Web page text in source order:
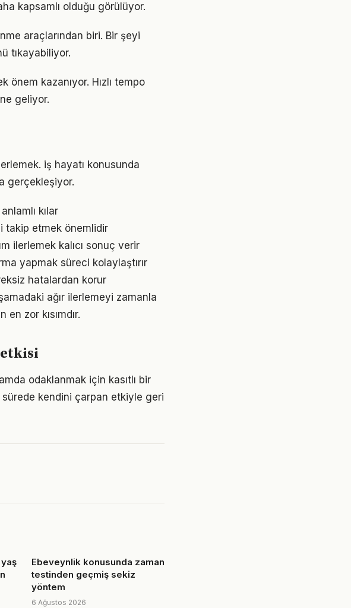
kapsamlı olduğu görülüyor.
araçlarından biri. Bir şeyi
tıkayabiliyor.
önem kazanıyor. Hızlı tempo
geliyor.
iş hayatı konusunda
gerçekleşiyor.
kılar
takip etmek önemlidir
ilerlemek kalıcı sonuç verir
yapmak süreci kolaylaştırır
hatalardan korur
ağır ilerlemeyi zamanla
zor kısımdır.
odaklanmak için kasıtlı bir
sürede kendini çarpan etkiyle geri
Ebeveynlik konusunda zaman
testinden geçmiş sekiz
yöntem
6 Ağustos 2026